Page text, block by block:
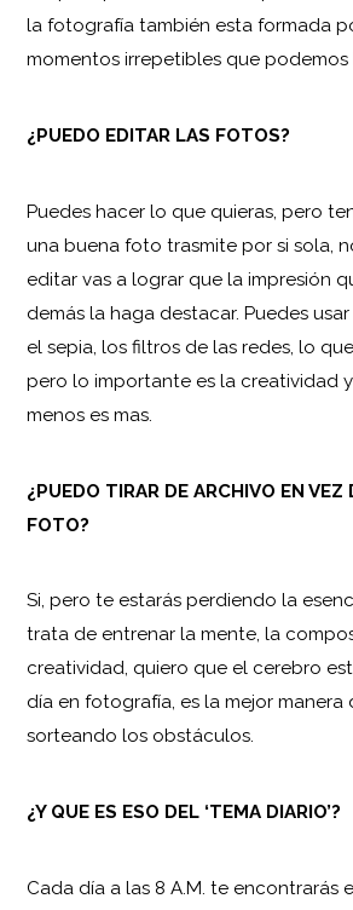
la fotografía también esta formada
momentos irrepetibles que podemos
¿PUEDO EDITAR LAS FOTOS?
Puedes hacer lo que quieras, pero
una buena foto trasmite por si sola,
editar vas a lograr que la impresión
demás la haga destacar. Puedes
el sepia, los filtros de las redes, lo
pero lo importante es la creatividad
menos es mas.
¿PUEDO TIRAR DE ARCHIVO EN VEZ
FOTO?
Si, pero te estarás perdiendo la
trata de entrenar la mente, la
creatividad, quiero que el cerebro
día en fotografía, es la mejor manera
sorteando los obstáculos.
¿Y QUE ES ESO DEL ‘TEMA DIARIO’?
Cada día a las 8 A.M. te encontrarás